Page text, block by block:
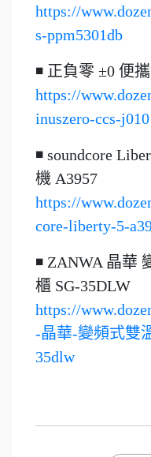
https://
s-ppm5301db
◾ 正負零 ±0 便
https://
inuszero-ccs-j010
◾ soundcore
機 A3957
https://
core-liberty-5-
◾ ZANWA 晶華
櫃 SG-35DLW
https://
-晶華-變頻式雙
35dlw